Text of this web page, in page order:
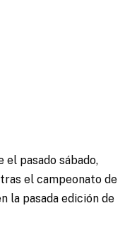
el pasado sábado,
el campeonato de
la pasada edición de